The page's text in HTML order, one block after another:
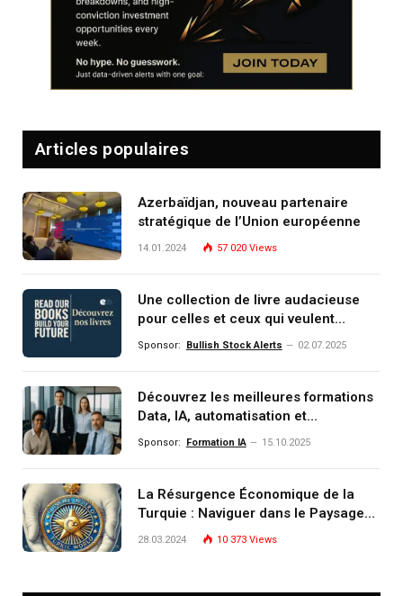
Articles populaires
Azerbaïdjan, nouveau partenaire
stratégique de l’Union européenne
14.01.2024 57 020 Views
Une collection de livre audacieuse
pour celles et ceux qui veulent
comprendre, investir et dominer le
Sponsor: Bullish Stock Alerts 02.07.2025
Découvrez les meilleures formations
Data, IA, automatisation et
investissement (gestion de
Sponsor: Formation IA 15.10.2025
La Résurgence Économique de la
Turquie : Naviguer dans le Paysage
Post-Crise
28.03.2024 10 373 Views